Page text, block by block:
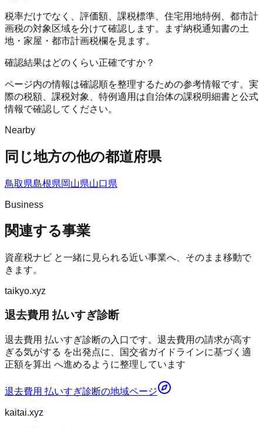
税率だけでなく、評価額、課税標準、住宅用地特例、都市計
画税の対象区域を分けて確認します。まず納税通知書の土
地・家屋・都市計画税欄を見ます。
確認結果はどのくらい正確ですか？
ページ内の情報は確認順を整理するための参考情報です。実
際の税額、課税対象、特例適用は自治体の課税明細書と公式
情報で確認してください。
Nearby
同じ地方の他の都道府県
鳥取県島根県岡山県山口県
Business
関連する事業
資産税ナビ と一緒に見られる近い事業へ、そのまま移動で
きます。
taikyo.xyz
退去費用 払いすぎ診断
退去費用 払いすぎ診断の入口です。退去費用の請求が高す
ぎる気がする を出発点に、国交省ガイドラインに基づく適
正額を算出 へ進めるように整理しています
退去費用 払いすぎ診断の地域ページ
kaitai.xyz